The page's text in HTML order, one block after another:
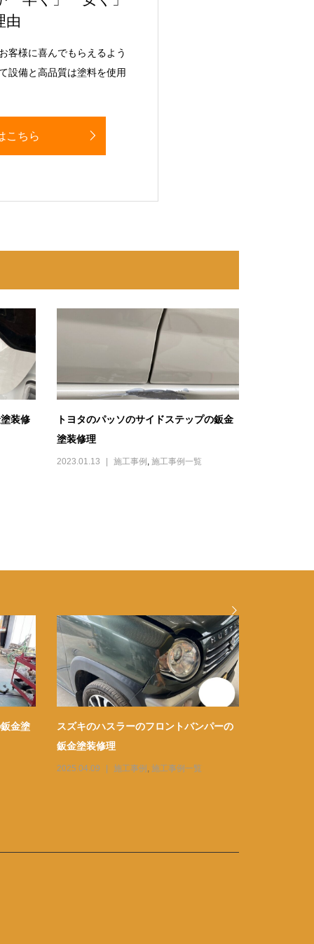
由
客様に喜んでもらえるよう
設備と高品質は塗料を使用
こちら
装修
トヨタのパッソのサイドステップの鈑金
塗装修理
2023.01.13 施工事例 施工事例一覧
金塗
スズキのハスラーのフロントバンパーの
鈑金塗装修理
2025.04.09 施工事例 , 施工事例一覧